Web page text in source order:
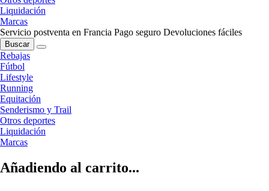
Liquidación
Marcas
Servicio postventa en Francia Pago seguro Devoluciones fáciles
Buscar
Rebajas
Fútbol
Lifestyle
Running
Equitación
Senderismo y Trail
Otros deportes
Liquidación
Marcas
Añadiendo al carrito...